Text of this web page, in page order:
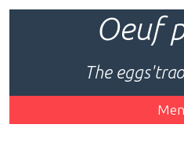
Oeuf
The